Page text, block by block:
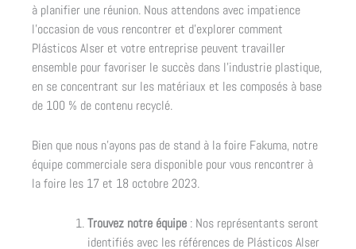
à planifier une réunion. Nous attendons avec impatience
l’occasion de vous rencontrer et d’explorer comment
Plásticos Alser et votre entreprise peuvent travailler
ensemble pour favoriser le succès dans l’industrie plastique,
en se concentrant sur les matériaux et les composés à base
de 100 % de contenu recyclé.
Bien que nous n’ayons pas de stand à la foire Fakuma, notre
équipe commerciale sera disponible pour vous rencontrer à
la foire les 17 et 18 octobre 2023.
Trouvez notre équipe: Nos représentants seront
identifiés avec les références de Plásticos Alser